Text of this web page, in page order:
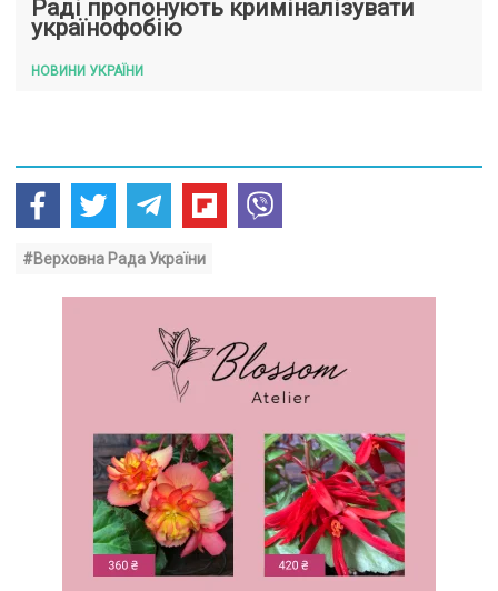
Раді пропонують криміналізувати
українофобію
НОВИНИ УКРАЇНИ
#Верховна Рада України